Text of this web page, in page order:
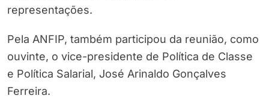
representações.
Pela ANFIP, também participou da reunião, como
ouvinte, o vice-presidente de Política de Classe
e Política Salarial, José Arinaldo Gonçalves
Ferreira.